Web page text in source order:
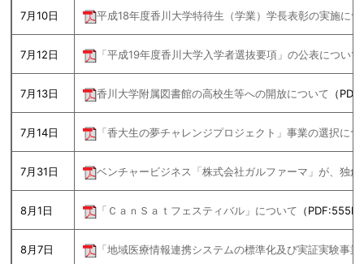
7月10日 平成18年度香川大学特待生（学業）学長表彰の実施に
7月12日 「平成19年度香川大学入学者選抜要項」の公表について
7月13日 香川大学附属図書館の高校生等への開放について （
7月14日 「香大生の夢チャレンジプロジェクト」事業の選択につ
7月31日 ベンチャービジネス「株式会社ガルファーマ」が、独
8月1日 「ＣａｎＳａｔフェスティバル」について （
8月7日 「地域医療情報連携システムの標準化及び実証実験事